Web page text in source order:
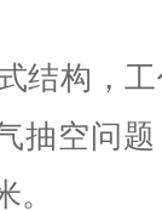
构，工
抽空问